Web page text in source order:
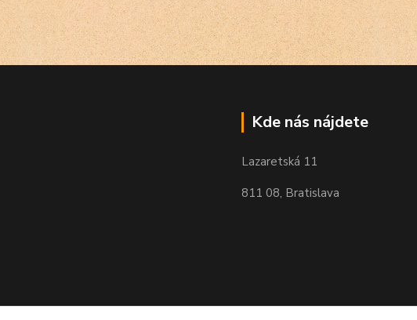
Kde nás nájdete
Lazaretská 11
811 08, Bratislava